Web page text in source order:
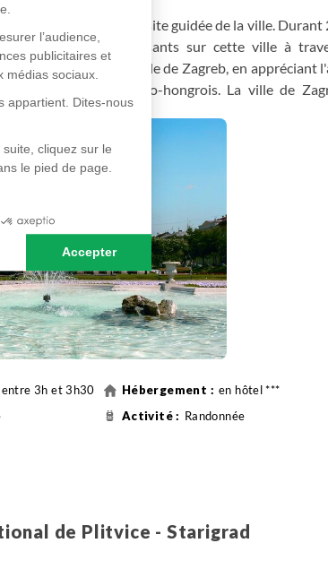
l’audience,
publicitaires et
médias sociaux.
appartient. Dites-nous
cliquez sur le
le pied de page.
Accepter
: Personnalisez vos Options
et de gérer vos paramètres de
de Zagreb pour une visite guidée de la ville.
et des faits intéressants sur cette ville à
Haute et de la Basse Ville de Zagreb, en
par l'Empire austro-hongrois. La ville de
située au pied du massif montagneux de
économique et culturel de la Croatie, offrant
intéressants. Après la visite guidée, déjeuner
de Plitvice. Diner et nuit à l'hôtel.
entre 3h et 3h30
en hôtel ***
Randonnée
de Plitvice - Starigrad